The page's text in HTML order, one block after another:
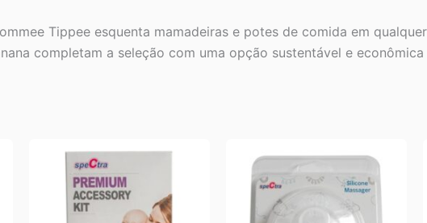
Tippee esquenta mamadeiras e potes de comida em
completam a seleção com uma opção sustentável e